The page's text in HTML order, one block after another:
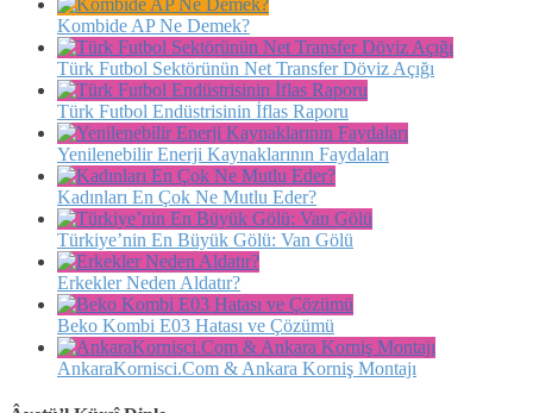
Kombide AP Ne Demek?
Türk Futbol Sektörünün Net Transfer Döviz Açığı
Türk Futbol Endüstrisinin İflas Raporu
Yenilenebilir Enerji Kaynaklarının Faydaları
Kadınları En Çok Ne Mutlu Eder?
Türkiye’nin En Büyük Gölü: Van Gölü
Erkekler Neden Aldatır?
Beko Kombi E03 Hatası ve Çözümü
AnkaraKornisci.Com & Ankara Korniş Montajı